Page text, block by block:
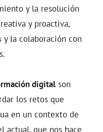
y la resolución
y proactiva,
y la colaboración con
digital son
los retos que
en un contexto de
actual, que nos hace